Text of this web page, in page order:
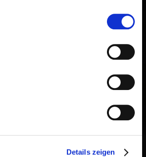
zum Datenschutz und den
Details zeigen
konkurencji.